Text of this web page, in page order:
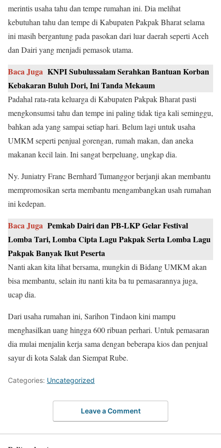
merintis usaha tahu dan tempe rumahan ini. Dia melihat
kebutuhan tahu dan tempe di Kabupaten Pakpak Bharat selama
ini masih bergantung pada pasokan dari luar daerah seperti Aceh
dan Dairi yang menjadi pemasok utama.
Baca Juga KNPI Subulussalam Serahkan Bantuan Korban
Kebakaran Buluh Dori, Ini Tanda Mekaum
Padahal rata-rata keluarga di Kabupaten Pakpak Bharat pasti
mengkonsumsi tahu dan tempe ini paling tidak tiga kali seminggu,
bahkan ada yang sampai setiap hari. Belum lagi untuk usaha
UMKM seperti penjual gorengan, rumah makan, dan aneka
makanan kecil lain. Ini sangat berpeluang, ungkap dia.
Ny. Juniatry Franc Bernhard Tumanggor berjanji akan membantu
mempromosikan serta membantu mengambangkan usah rumahan
ini kedepan.
Baca Juga Pemkab Dairi dan PB-LKP Gelar Festival
Lomba Tari, Lomba Cipta Lagu Pakpak Serta Lomba Lagu
Pakpak Banyak Ikut Peserta
Nanti akan kita lihat bersama, mungkin di Bidang UMKM akan
bisa membantu, selain itu nanti kita ba tu pemasarannya juga,
ucap dia.
Dari usaha rumahan ini, Sarihon Tindaon kini mampu
menghasilkan uang hingga 600 ribuan perhari. Untuk pemasaran
dia mulai menjalin kerja sama dengan beberapa kios dan penjual
sayur di kota Salak dan Siempat Rube.
Categories: Uncategorized
Leave a Comment